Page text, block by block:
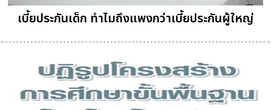
เบี้ยประกันเด็ก ทำไมถึงแพงกว่าเบี้ยประกันผู้ใหญ่